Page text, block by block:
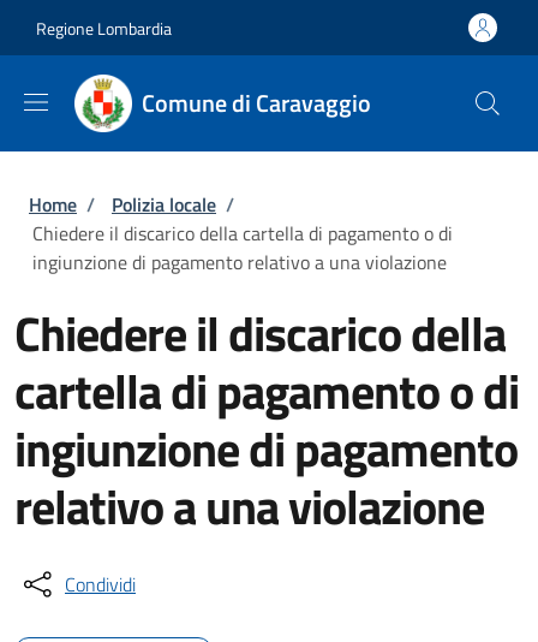
Regione Lombardia
Comune di Caravaggio
Briciole di pane
Home / Polizia locale /
Chiedere il discarico della cartella di pagamento o di
ingiunzione di pagamento relativo a una violazione
Chiedere il discarico della
cartella di pagamento o di
ingiunzione di pagamento
relativo a una violazione
Condividi